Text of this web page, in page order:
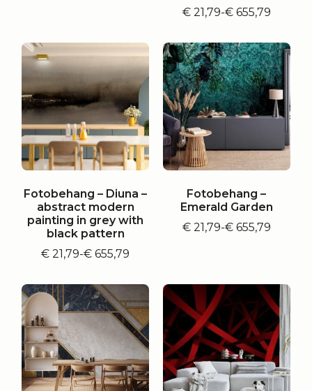
€21,79-€655,79
Prijsklasse:
tot
€ 655,79
Fotobehang – Diuna –
abstract modern
painting in grey with
black pattern
€ 21,79-€ 655,79
Prijsklasse:
tot
€ 655,79
Fotobehang –
Emerald Garden
€21,79-€655,79
Prijsklasse: